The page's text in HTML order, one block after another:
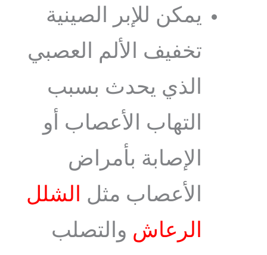
يمكن للإبر الصينية
تخفيف الألم العصبي
الذي يحدث بسبب
التهاب الأعصاب أو
الإصابة بأمراض
الأعصاب مثل الشلل
الرعاش والتصلب